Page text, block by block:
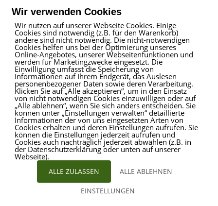
Impressum|Haftungsausschluss|Datenschutz
ProVitare Commercial
GmbH
Bahnhofstraße 1
48301 Nottuln
Telefon02509 99 49 871
Mailinfo@provitare.de
Wir verwenden Cookies
Wir nutzen auf unserer Webseite Cookies. Einige
Cookies sind notwendig (z.B. für den Warenkorb)
andere sind nicht notwendig. Die nicht-notwendigen
Cookies helfen uns bei der Optimierung unseres
Online-Angebotes, unserer Webseitenfunktionen und
werden für Marketingzwecke eingesetzt. Die
Einwilligung umfasst die Speicherung von
Informationen auf Ihrem Endgerät, das Auslesen
personenbezogener Daten sowie deren Verarbeitung.
Klicken Sie auf „Alle akzeptieren“, um in den Einsatz
von nicht notwendigen Cookies einzuwilligen oder auf
„Alle ablehnen“, wenn Sie sich anders entscheiden. Sie
können unter „Einstellungen verwalten“ detaillierte
Informationen der von uns eingesetzten Arten von
Cookies erhalten und deren Einstellungen aufrufen. Sie
können die Einstellungen jederzeit aufrufen und
Cookies auch nachträglich jederzeit abwählen (z.B. in
der Datenschutzerklärung oder unten auf unserer
Webseite).
ALLE ZULASSEN ALLE ABLEHNEN
EINSTELLUNGEN